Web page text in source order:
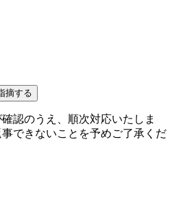
摘する
認のうえ、順次対応いたしま
できないことを予めご了承くだ